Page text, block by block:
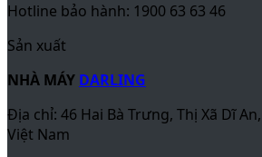
Copyright © 2026DARLING VIET NAM
Tủ đông
Smart Inverter
Smart Inverter 1 ngăn